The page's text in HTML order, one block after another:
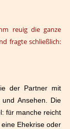
reuig die ganze
fragte schließlich:
der Partner mit
Ansehen. Die
für manche reicht
eine Ehekrise oder